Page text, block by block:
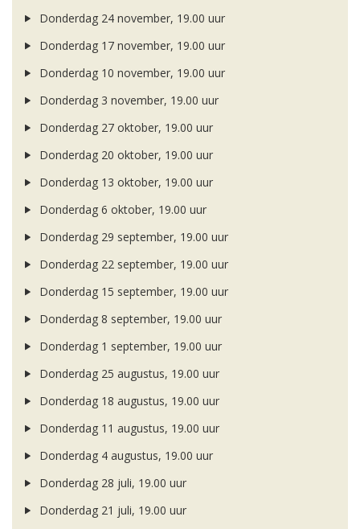
Donderdag 24 november, 19.00 uur
Donderdag 17 november, 19.00 uur
Donderdag 10 november, 19.00 uur
Donderdag 3 november, 19.00 uur
Donderdag 27 oktober, 19.00 uur
Donderdag 20 oktober, 19.00 uur
Donderdag 13 oktober, 19.00 uur
Donderdag 6 oktober, 19.00 uur
Donderdag 29 september, 19.00 uur
Donderdag 22 september, 19.00 uur
Donderdag 15 september, 19.00 uur
Donderdag 8 september, 19.00 uur
Donderdag 1 september, 19.00 uur
Donderdag 25 augustus, 19.00 uur
Donderdag 18 augustus, 19.00 uur
Donderdag 11 augustus, 19.00 uur
Donderdag 4 augustus, 19.00 uur
Donderdag 28 juli, 19.00 uur
Donderdag 21 juli, 19.00 uur